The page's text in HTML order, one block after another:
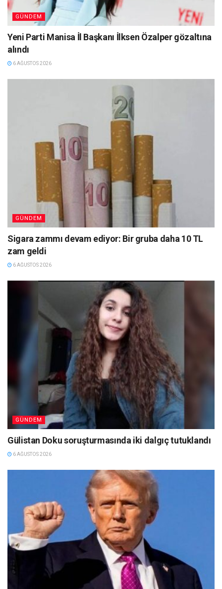
GÜNDEM
Yeni Parti Manisa İl Başkanı İlksen Özalper gözaltına
alındı
6 AĞUSTOS 2026
GÜNDEM
Sigara zammı devam ediyor: Bir gruba daha 10 TL
zam geldi
6 AĞUSTOS 2026
GÜNDEM
Gülistan Doku soruşturmasında iki dalgıç tutuklandı
6 AĞUSTOS 2026